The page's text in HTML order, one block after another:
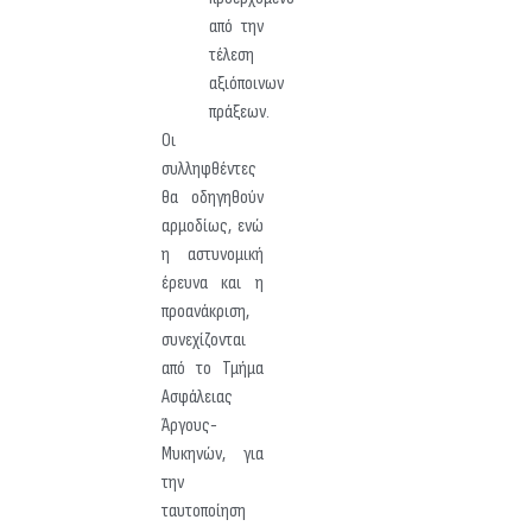
από την
τέλεση
αξιόποινων
πράξεων.
Οι
συλληφθέντες
θα οδηγηθούν
αρμοδίως, ενώ
η αστυνομική
έρευνα και η
προανάκριση,
συνεχίζονται
από το Τμήμα
Ασφάλειας
Άργους-
Μυκηνών, για
την
ταυτοποίηση